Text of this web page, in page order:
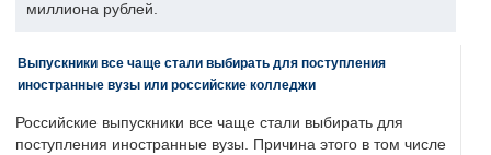
миллиона рублей.
Выпускники все чаще стали выбирать для поступления
иностранные вузы или российские колледжи
Российские выпускники все чаще стали выбирать для
поступления иностранные вузы. Причина этого в том числе